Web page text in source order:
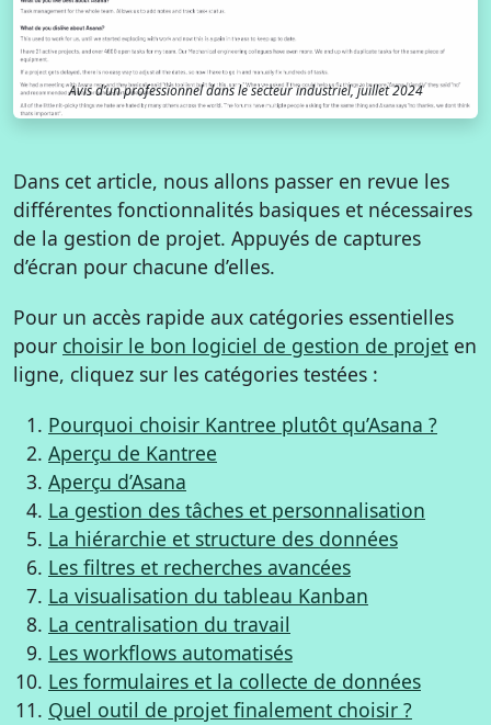
Avis d’un professionnel dans le secteur industriel, juillet 2024
Dans cet article, nous allons passer en revue les
différentes fonctionnalités basiques et nécessaires
de la gestion de projet. Appuyés de captures
d’écran pour chacune d’elles.
Pour un accès rapide aux catégories essentielles
pour choisir le bon logiciel de gestion de projet en
ligne, cliquez sur les catégories testées :
Pourquoi choisir Kantree plutôt qu’Asana ?
Aperçu de Kantree
Aperçu d’Asana
La gestion des tâches et personnalisation
La hiérarchie et structure des données
Les filtres et recherches avancées
La visualisation du tableau Kanban
La centralisation du travail
Les workflows automatisés
Les formulaires et la collecte de données
Quel outil de projet finalement choisir ?